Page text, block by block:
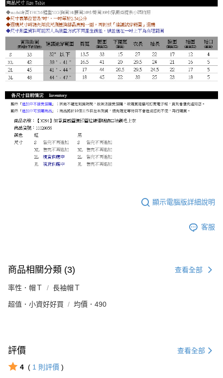
顯示電腦版詳細說明
客服
商品相關分類 (3) 查看全部
率性．帽Ｔ 長袖帽Ｔ
超值．小資好好買 均價．490
評價 查看全部
4 ( 1 則評價 )